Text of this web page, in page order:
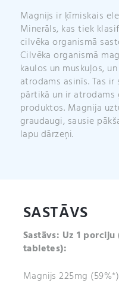
Magnijs ir ķīmiskais
Minerāls, kas tiek
cilvēka organismā
Cilvēka organismā
kaulos un muskuļos,
atrodams asinīs. Tas
pārtikā un ir atrodams
produktos. Magnija
graudaugi, sausie
lapu dārzeņi.
SASTĀVS
Sastāvs: Uz 1
tabletes):
Magnijs 225mg